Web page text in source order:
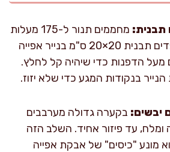
תבנית:
מחממים תנור ל-175 מעלות
(טורבו 165). מרפדים תבנית 20×20 ס"מ בנייר אפייה
מעל הדפנות כדי שיהיה קל לחלץ.
בנקודות המגע כדי שלא יזוז.
יבשים: בקערה גדולה מערבבים
עד פיזור אחיד. השלב הזה
מונע "כיסים" של אבקת אפייה